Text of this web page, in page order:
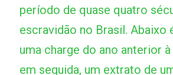
período de quase quatro
escravidão no Brasil. Abaixo
uma charge do ano anterior
em seguida, um extrato de